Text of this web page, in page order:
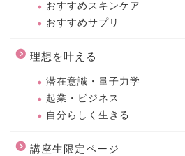
おすすめスキンケア
おすすめサプリ
理想を叶える
潜在意識・量子力学
起業・ビジネス
自分らしく生きる
講座生限定ページ